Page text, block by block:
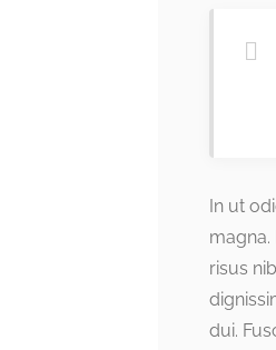
In ut
risus
dui.